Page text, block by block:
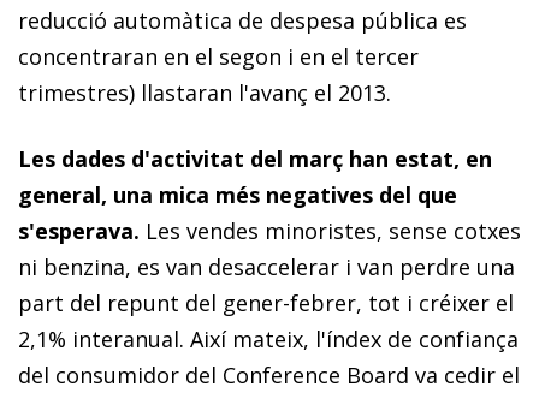
reducció automàtica de despesa pública es
concentraran en el segon i en el tercer
trimestres) llastaran l'avanç el 2013.
Les dades d'activitat del març han estat, en
general, una mica més negatives del que
s'esperava. Les vendes minoristes, sense cotxes
ni benzina, es van desaccelerar i van perdre una
part del repunt del gener-febrer, tot i créixer el
2,1% inter­­anual. Així mateix, l'índex de confiança
del consumidor del Conference Board va cedir el